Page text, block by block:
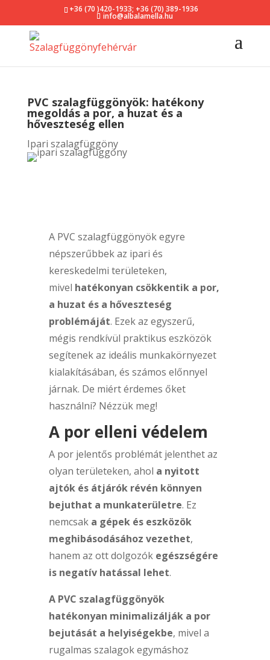
+36 (70 )420-1933; +36 (70) 389-1936
info@albalamella.hu
PVC szalagfüggönyök: hatékony
megoldás a por, a huzat és a
hőveszteség ellen
Ipari szalagfüggöny
A PVC szalagfüggönyök egyre
népszerűbbek az ipari és
kereskedelmi területeken,
mivel hatékonyan csökkentik a por,
a huzat és a hőveszteség
problémáját. Ezek az egyszerű,
mégis rendkívül praktikus eszközök
segítenek az ideális munkakörnyezet
kialakításában, és számos előnnyel
járnak. De miért érdemes őket
használni? Nézzük meg!
A por elleni védelem
A por jelentős problémát jelenthet az
olyan területeken, ahol a nyitott
ajtók és átjárók révén könnyen
bejuthat a munkaterületre. Ez
nemcsak a gépek és eszközök
meghibásodásához vezethet,
hanem az ott dolgozók egészségére
is negatív hatással lehet.
A PVC szalagfüggönyök
hatékonyan minimalizálják a por
bejutását a helyiségekbe, mivel a
rugalmas szalagok egymáshoz